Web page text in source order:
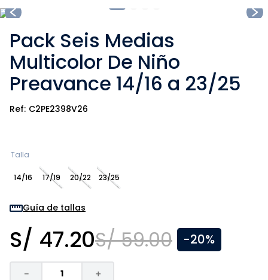
Pack Seis Medias
Multicolor De Niño
Preavance 14/16 a 23/25
C2PE2398V26
Talla
14/16 17/19 20/22 23/25
Guía de tallas
S/ 47.20S/ 59.00 -20%
＋
－
2.
4
sandalias
5.
sandalias niña
6
bebe
7.
sandalias niño
9.
10. disney